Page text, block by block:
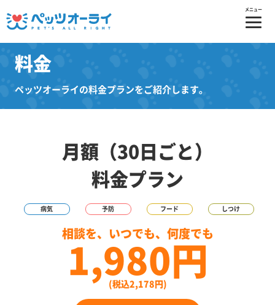
メニュー
料金
ペッツオーライの料金プランをご紹介します。
月額（30日ごと）
料金プラン
病気 予防 フード しつけ
相談を、いつでも、何度でも
1,980円
(税込2,178円)